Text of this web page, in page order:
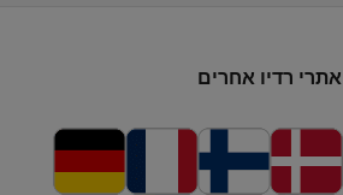
אתרי רדיו אחרים